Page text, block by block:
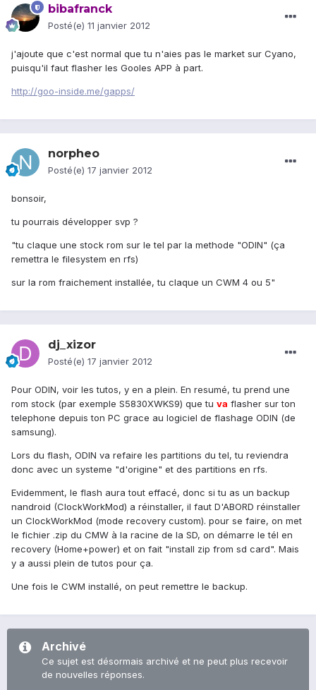
bibafranck
Posté(e) 11 janvier 2012
j'ajoute que c'est normal que tu n'aies pas le market sur Cyano,
puisqu'il faut flasher les Gooles APP à part.
http://goo-inside.me/gapps/
norpheo
Posté(e) 17 janvier 2012
bonsoir,
tu pourrais développer svp ?
"tu claque une stock rom sur le tel par la methode "ODIN" (ça
remettra le filesystem en rfs)
sur la rom fraichement installée, tu claque un CWM 4 ou 5"
dj_xizor
Posté(e) 17 janvier 2012
Pour ODIN, voir les tutos, y en a plein. En resumé, tu prend une
rom stock (par exemple S5830XWKS9) que tu va flasher sur ton
telephone depuis ton PC grace au logiciel de flashage ODIN (de
samsung).
Lors du flash, ODIN va refaire les partitions du tel, tu reviendra
donc avec un systeme "d'origine" et des partitions en rfs.
Evidemment, le flash aura tout effacé, donc si tu as un backup
nandroid (ClockWorkMod) a réinstaller, il faut D'ABORD réinstaller
un ClockWorkMod (mode recovery custom). pour se faire, on met
le fichier .zip du CMW à la racine de la SD, on démarre le tél en
recovery (Home+power) et on fait "install zip from sd card". Mais
y a aussi plein de tutos pour ça.
Une fois le CWM installé, on peut remettre le backup.
Archivé
Ce sujet est désormais archivé et ne peut plus recevoir
de nouvelles réponses.